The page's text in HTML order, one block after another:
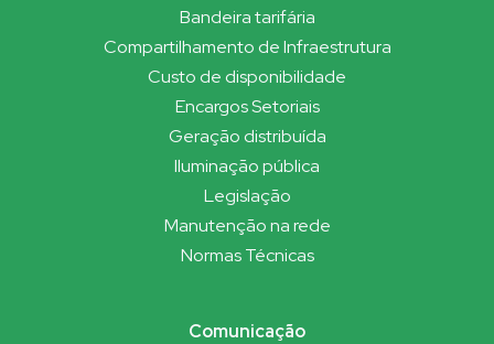
Bandeira tarifária
Compartilhamento de Infraestrutura
Custo de disponibilidade
Encargos Setoriais
Geração distribuída
Iluminação pública
Legislação
Manutenção na rede
Normas Técnicas
Comunicação